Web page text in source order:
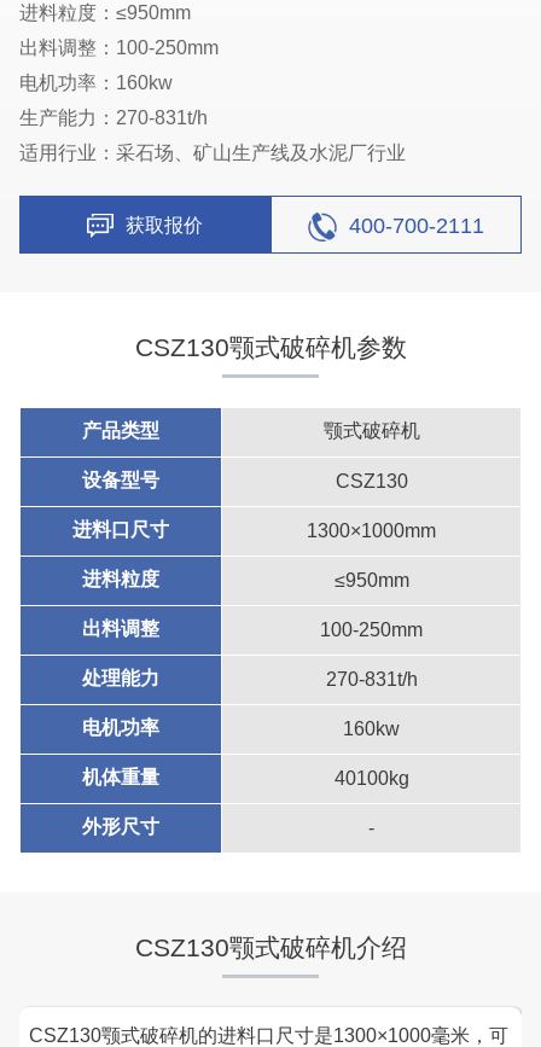
进料粒度：≤950mm
出料调整：100-250mm
电机功率：160kw
生产能力：270-831t/h
适用行业：采石场、矿山生产线及水泥厂行业
获取报价 400-700-2111
CSZ130颚式破碎机参数
产品类型 颚式破碎机
设备型号 CSZ130
进料口尺寸 1300×1000mm
进料粒度 ≤950mm
出料调整 100-250mm
处理能力 270-831t/h
电机功率 160kw
机体重量 40100kg
外形尺寸 -
CSZ130颚式破碎机介绍
CSZ130颚式破碎机的进料口尺寸是1300×1000毫米，可